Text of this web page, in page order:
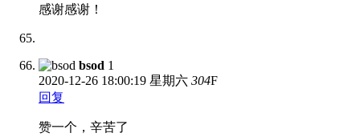
感谢感谢！
bsod 1
2020-12-26 18:00:19 星期六 304F
回复
赞一个，辛苦了